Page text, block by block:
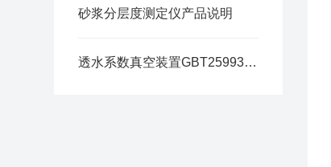
砂浆分层度测定仪产品说明
透水系数真空装置GBT25993-C2安装方法